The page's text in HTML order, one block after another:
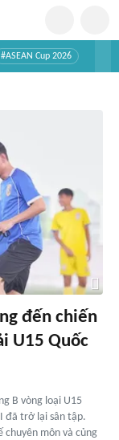
#ASEAN Cup 2026
đến chiến
U15 Quốc
B vòng loại U15
đã trở lại sân tập.
chuyên môn và củng